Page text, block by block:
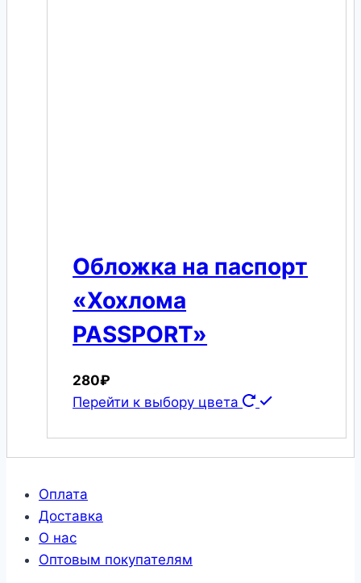
Обложка на паспорт
«Хохлома
PASSPORT»
280₽
Перейти к выбору цвета
Оплата
Доставка
О нас
Оптовым покупателям